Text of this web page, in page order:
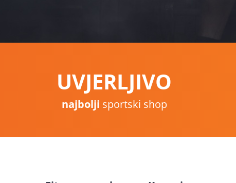
UVJERLJIVO
najbolji sportski shop